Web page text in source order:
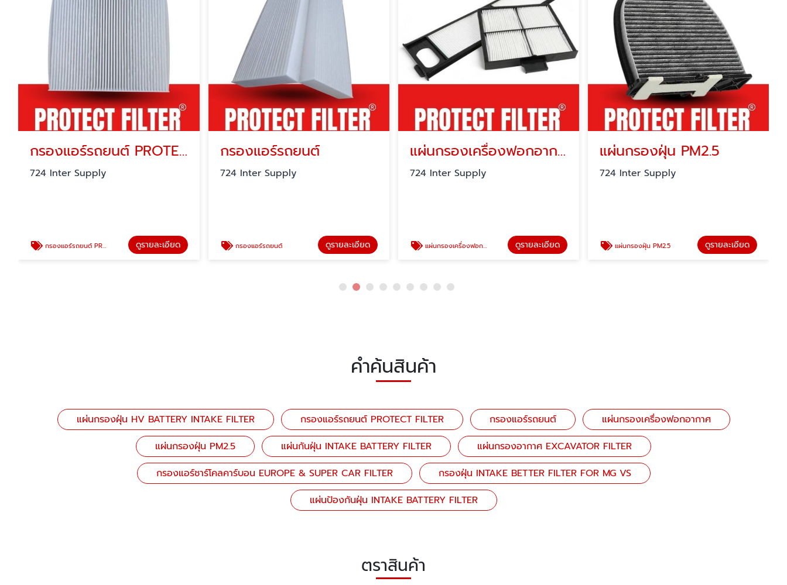
กรองแอร์รถยนต์ PROTECT FILTER
724 Inter Supply
กรองแอร์รถยนต์ PROTECT FILTER ดูรายละเอียด
กรองแอร์รถยนต์
724 Inter Supply
กรองแอร์รถยนต์ ดูรายละเอียด
แผ่นกรองเครื่องฟอกอากาศ
724 Inter Supply
แผ่นกรองเครื่องฟอกอากาศ ดูรายละเอียด
แผ่นกรองฝุ่น PM2.5
724 Inter Supply
แผ่นกรองฝุ่น PM2.5 ดูรายละเอียด
คำค้นสินค้า
แผ่นกรองฝุ่น HV BATTERY INTAKE FILTER กรองแอร์รถยนต์ PROTECT FILTER กรองแอร์รถยนต์
แผ่นกรองเครื่องฟอกอากาศ
แผ่นกรองฝุ่น PM2.5
แผ่นกันฝุ่น INTAKE BATTERY FILTER
แผ่นกรองอากาศ EXCAVATOR FILTER
กรองแอร์ชาร์โคลคาร์บอน EUROPE & SUPER CAR FILTER
กรองฝุ่น INTAKE BETTER FILTER FOR MG VS
แผ่นป้องกันฝุ่น INTAKE BATTERY FILTER
ตราสินค้า